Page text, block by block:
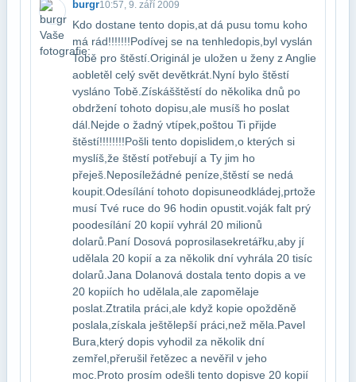
burgr10:57, 9. září 2009
Kdo dostane tento dopis,at dá pusu tomu koho
má rád!!!!!!!Podívej se na tenhle​dopis,byl vyslán
Tobě pro štěstí.Originál je uložen u ženy z Anglie
a​obletěl celý svět devětkrát.Nyní bylo štěstí
vysláno Tobě.Získáš​štěstí do několika dnů po
obdržení tohoto dopisu,ale musíš ho poslat​
dál.Nejde o žadný vtípek,poštou Ti přijde
štěstí!!!!!!!!Pošli tento dopis​lidem,o kterých si
myslíš,že štěstí potřebují a Ty jim ho
přeješ.Neposíle​žádné peníze,štěstí se nedá
koupit.Odesílání tohoto dopisu​neodkládej,prtože
musí Tvé ruce do 96 hodin opustit.voják falt prý
po​odesílání 20 kopií vyhrál 20 milionů
dolarů.Paní Dosová poprosila​sekretářku,aby jí
udělala 20 kopií a za několik dní vyhrála 20 tisíc​
dolarů.Jana Dolanová dostala tento dopis a ve
20 kopiích ho udělala,ale zapoměla​je
poslat.Ztratila práci,ale když kopie opožděně
poslala,získala ještě​lepší práci,než měla.Pavel
Bura,který dopis vyhodil za několik dní​
zemřel,přerušil řetězec a nevěřil v jeho
moc.Proto prosím odešli tento dopis​ve 20 kopií